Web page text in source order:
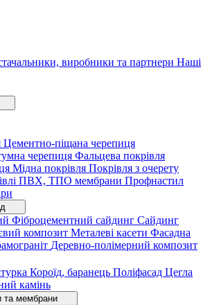
виробники та партнери Наші
Цементно-піщана черепиця
черепиця Фальцева покрівля
Мідна покрівля Покрівля з очерету
ПВХ, ТПО мембрани Профнастил
Фіброцементний сайдинг Сайдинг
композит Металеві касети Фасадна
Деревно-полімерний композит
Короїд, баранець Поліфасад Цегла
камінь
та мембрани